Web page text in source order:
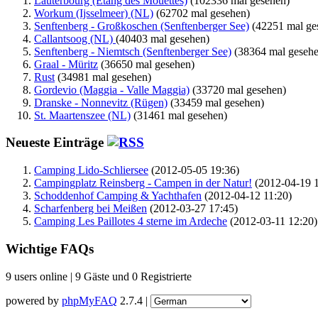
Workum (Ijsselmeer) (NL) (62702 mal gesehen)
Senftenberg - Großkoschen (Senftenberger See) (42251 mal
Callantsoog (NL) (40403 mal gesehen)
Senftenberg - Niemtsch (Senftenberger See) (38364 mal
Graal - Müritz (36650 mal gesehen)
Rust (34981 mal gesehen)
Gordevio (Maggia - Valle Maggia) (33720 mal gesehen)
Dranske - Nonnevitz (Rügen) (33459 mal gesehen)
St. Maartenszee (NL) (31461 mal gesehen)
Neueste Einträge
Camping Lido-Schliersee (2012-05-05 19:36)
Campingplatz Reinsberg - Campen in der Natur! (2012-04-19
Schoddenhof Camping & Yachthafen (2012-04-12 11:20)
Scharfenberg bei Meißen (2012-03-27 17:45)
Camping Les Paillotes 4 sterne im Ardeche (2012-03-11 12:20)
Wichtige FAQs
9 users online | 9 Gäste und 0 Registrierte
powered by phpMyFAQ 2.7.4 |